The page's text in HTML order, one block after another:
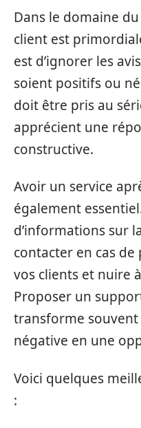
Dans le domaine
client est
est d’ignorer les
soient positifs ou
doit être pris au
apprécient une
constructive.
Avoir un service
également essentiel.
d’informations sur
contacter en cas
vos clients et nuire
Proposer un
transforme
négative en une
Voici quelques
: